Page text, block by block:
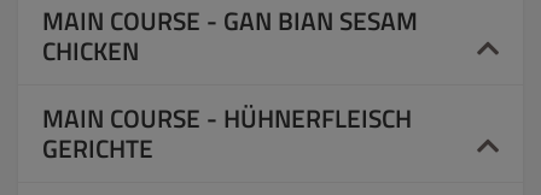
MAIN COURSE - GAN BIAN SESAM
CHICKEN
MAIN COURSE - HÜHNERFLEISCH
GERICHTE